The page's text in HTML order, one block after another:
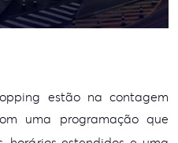
estão na contagem
uma programação que